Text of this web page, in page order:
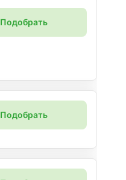
Подобрать
Подобрать